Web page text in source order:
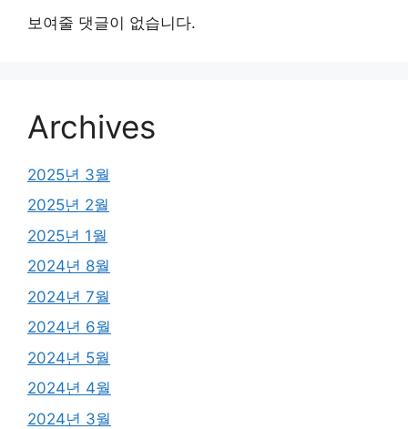
보여줄 댓글이 없습니다.
Archives
2025년 3월
2025년 2월
2025년 1월
2024년 8월
2024년 7월
2024년 6월
2024년 5월
2024년 4월
2024년 3월